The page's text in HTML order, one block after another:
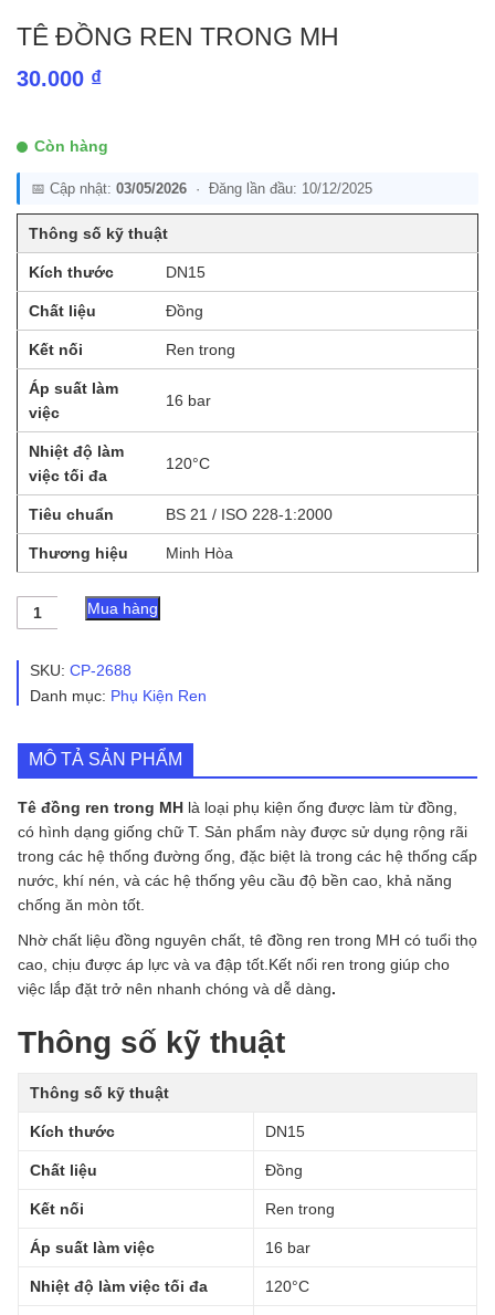
TÊ ĐỒNG REN TRONG MH
30.000 ₫
Còn hàng
📅 Cập nhật: 03/05/2026 · Đăng lần đầu: 10/12/2025
Thông số kỹ thuật
Kích thước DN15
Chất liệu Đồng
Kết nối Ren trong
Áp suất làm
việc
16 bar
Nhiệt độ làm
việc tối đa
120°C
Tiêu chuẩn BS 21 / ISO 228-1:2000
Thương hiệu Minh Hòa
Đồng
Trong
số
Mua hàng
SKU: CP-2688
Danh mục: Phụ Kiện Ren
MÔ TẢ SẢN PHẨM
Tê đồng ren trong MH là loại phụ kiện ống được làm từ đồng,
có hình dạng giống chữ T. Sản phẩm này được sử dụng rộng rãi
trong các hệ thống đường ống, đặc biệt là trong các hệ thống cấp
nước, khí nén, và các hệ thống yêu cầu độ bền cao, khả năng
chống ăn mòn tốt.
Nhờ chất liệu đồng nguyên chất, tê đồng ren trong MH có tuổi thọ
cao, chịu được áp lực và va đập tốt.Kết nối ren trong giúp cho
việc lắp đặt trở nên nhanh chóng và dễ dàng.
Thông số kỹ thuật
Thông số kỹ thuật
Kích thước DN15
Chất liệu Đồng
Kết nối Ren trong
Áp suất làm việc 16 bar
Nhiệt độ làm việc tối đa 120°C